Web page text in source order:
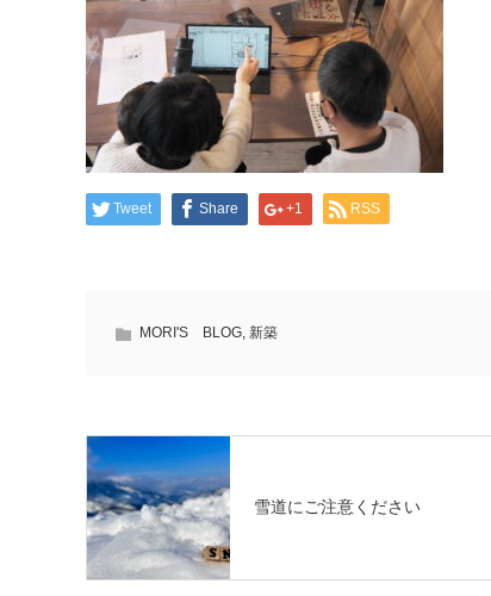
Tweet Share +1 RSS
MORI'S BLOG, 新築
雪道にご注意ください